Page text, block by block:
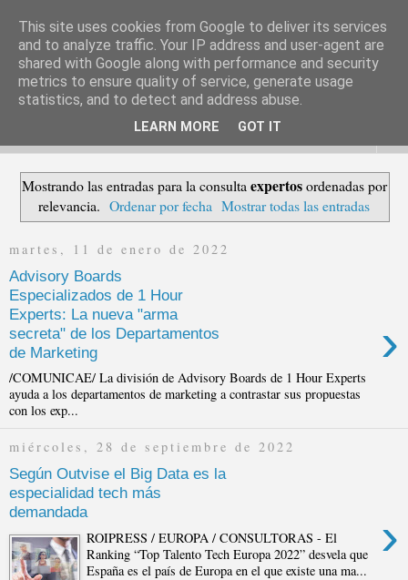
Periódico digital en español con información y noticias de las
empresas más relevantes
Mostrando las entradas para la consultaexpertosordenadas por
relevancia. Ordenar por fecha Mostrar todas las entradas
martes, 11 de enero de 2022
Advisory Boards
Especializados de 1 Hour
Experts: La nueva "arma
secreta" de los Departamentos
de Marketing
›
/COMUNICAE/ La división de Advisory Boards de 1 Hour Experts
ayuda a los departamentos de marketing a contrastar sus propuestas
con los exp...
miércoles, 28 de septiembre de 2022
Según Outvise el Big Data es la
especialidad tech más
demandada
›
ROIPRESS / EUROPA / CONSULTORAS - El
Ranking “Top Talento Tech Europa 2022” desvela que
España es el país de Europa en el que existe una ma...
This site uses cookies from Google to deliver its services
and to analyze traffic. Your IP address and user-agent are
shared with Google along with performance and security
metrics to ensure quality of service, generate usage
statistics, and to detect and address abuse.
LEARN MORE GOT IT